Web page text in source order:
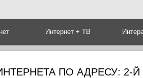
Интернет + ТВ
ПО АДРЕСУ: 2-